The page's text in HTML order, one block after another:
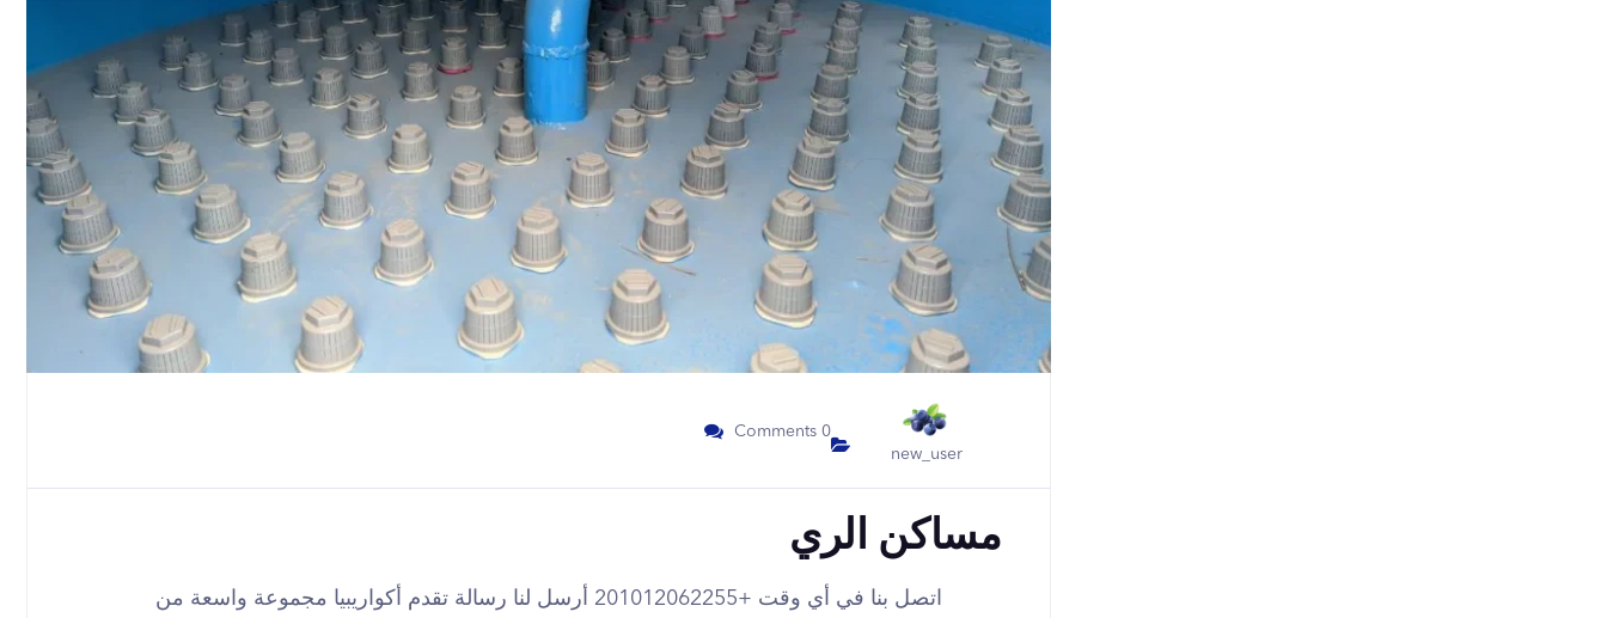
new_user
0 Comments
مساكن الري
اتصل بنا في أي وقت +201012062255 أرسل لنا رسالة تقدم أكواريبيا مجموعة واسعة من